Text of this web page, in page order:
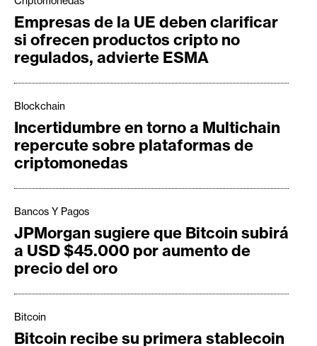
Empresas de la UE deben clarificar
si ofrecen productos cripto no
regulados, advierte ESMA
Blockchain
Incertidumbre en torno a Multichain
repercute sobre plataformas de
criptomonedas
Bancos Y Pagos
JPMorgan sugiere que Bitcoin subirá
a USD $45.000 por aumento de
precio del oro
Bitcoin
Bitcoin recibe su primera stablecoin